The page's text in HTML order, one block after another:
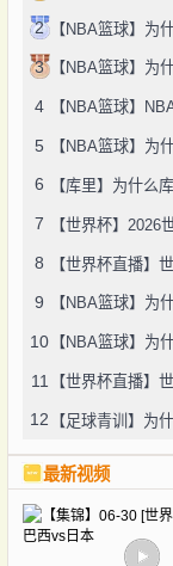
2 【NBA篮球】为
3 【NBA篮球】为
4 【NBA篮球】
5 【NBA篮球】为
6 【库里】为什么
7 【世界杯】2026
8 【世界杯直播】
9 【NBA篮球】为
10 【NBA篮球】为
11 【世界杯直播】
12 【足球青训】为
最新视频